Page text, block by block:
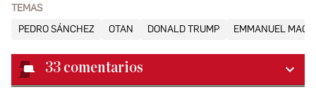
TEMAS
PEDRO SÁNCHEZ
OTAN DONALD TRUMP EMMANUEL
33 comentarios